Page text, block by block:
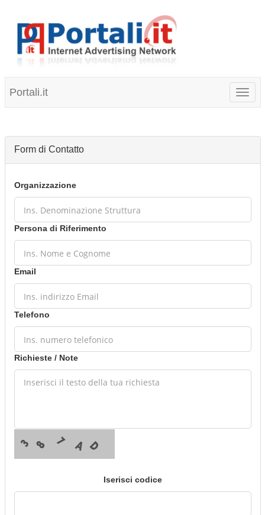
Portali.it
Form di Contatto
Organizzazione
Persona di Riferimento
Email
Telefono
Richieste / Note
Iserisci codice